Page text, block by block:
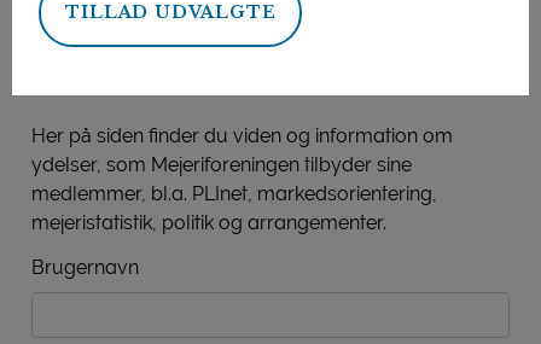
TILLAD UDVALGTE
Mejeriforeningens
Her på siden finder du viden og information om
ydelser, som Mejeriforeningen tilbyder sine
medlemmer, bl.a. PLInet, markedsorientering,
mejeristatistik, politik og arrangementer.
Brugernavn